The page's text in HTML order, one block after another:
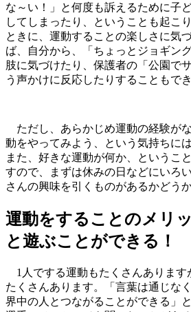
な～い！」と何度も訴えるために子
してしまったり、ということも起こ
ときに、運動することの楽しさに気
ば、自分から、「ちょっとジョギン
肢に気づけたり、保護者の「公園で
う声かけに反応したりすることもで
ただし、あらかじめ運動の経験が
動をやってみよう、という気持ちに
また、好きな運動が何か、というこ
すので、まずは休みの日などにいろ
さんの興味を引くものがあるかどう
運動をすることのメリ
と遊ぶことができる！
1人でする運動もたくさんあります
たくさんあります。「言葉は通じな
界中の人とつながることができる」